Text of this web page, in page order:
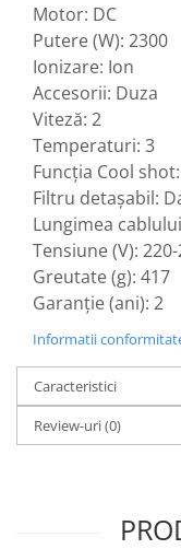
Motor: DC
Putere (W): 2300
Ionizare: Ion
Accesorii: Duza
Viteză: 2
Temperaturi: 3
Funcția Cool
Filtru detașabil:
Lungimea
Tensiune (V):
Greutate (g): 417
Garanție (ani): 2
Informatii
Caracteristici
Review-uri(0)